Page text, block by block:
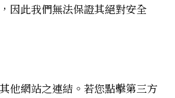
因此我們無法保證其絕對安全
他網站之連結。若您點擊第三方